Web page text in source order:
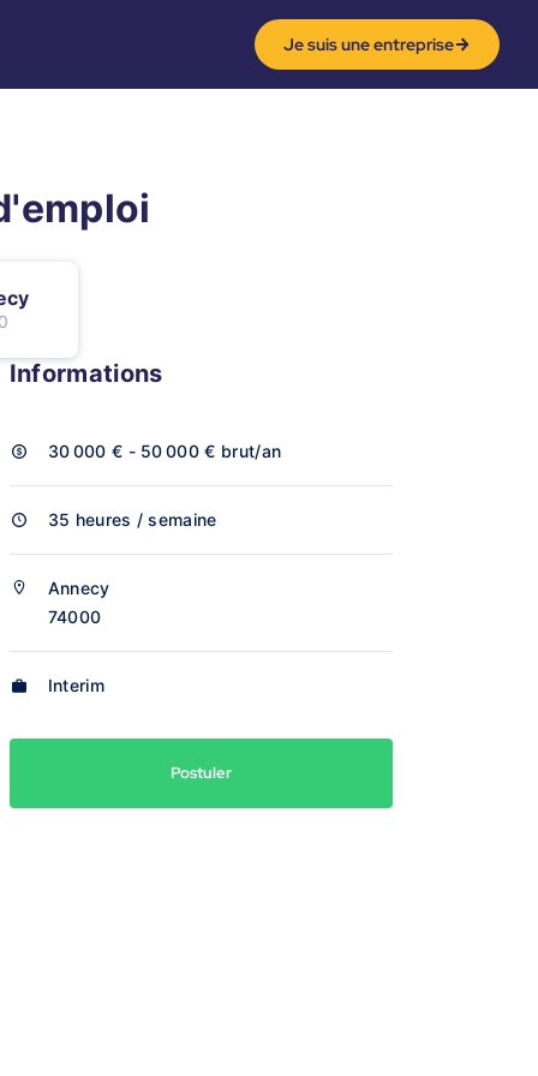
Je suis une entreprise
Informations
30 000 € - 50 000 € brut/an
35 heures / semaine
Annecy
74000
Interim
Postuler